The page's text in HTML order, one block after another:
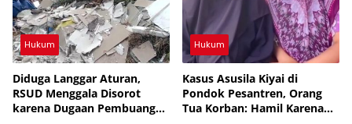
Hukum
Diduga Langgar Aturan,
RSUD Menggala Disorot
karena Dugaan Pembuangan
Hukum
Kasus Asusila Kiyai di
Pondok Pesantren, Orang
Tua Korban: Hamil Karena